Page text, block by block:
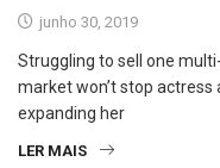
junho 30, 2019
Struggling to sell one
market won’t stop
expanding her
LER MAIS